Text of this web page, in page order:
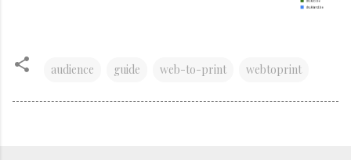
audience guide web-to-print webtoprint